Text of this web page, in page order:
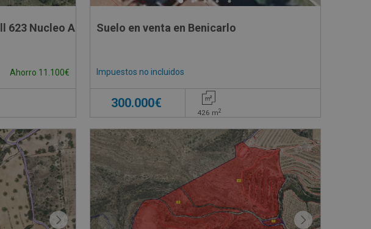
623 Nucleo Aislado,
Ahorro 11.100€
Suelo en venta en Benicarlo
Impuestos no incluidos
300.000€
426 m2